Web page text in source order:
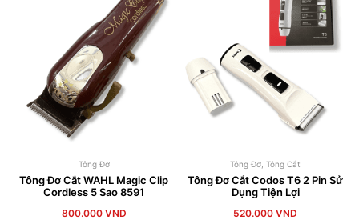
Tông Đơ
Tông Đơ Cắt WAHL Magic Clip
Cordless 5 Sao 8591
800.000 VND
Tông Đơ Tông Cắt
Tông Đơ Cắt Codos T6 2 Pin Sử
Dụng Tiện Lợi
520.000 VND